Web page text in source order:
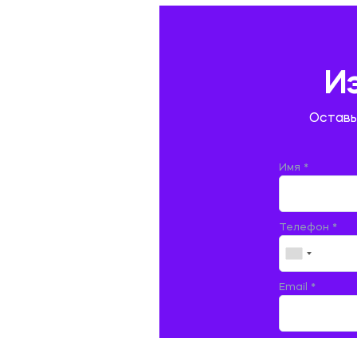
Имя *
Телефон *
Email *